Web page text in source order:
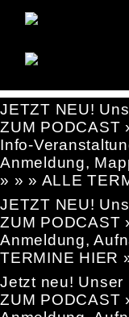
JETZT NEU!
ZUM PODCAST
Info-
Anmeldung,
» » » ALLE
JETZT NEU!
ZUM PODCAST
Anmeldung,
TERMINE HIER
Jetzt neu! Unser
ZUM PODCAST